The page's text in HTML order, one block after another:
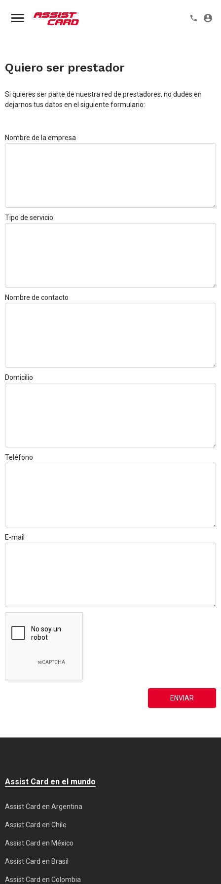
Quiero ser prestador
Si quieres ser parte de nuestra red de prestadores, no dudes en
dejarnos tus datos en el siguiente formulario:
Nombre de la empresa
Tipo de servicio
Nombre de contacto
Domicilio
Teléfono
E-mail
Assist Card en el mundo
Assist Card en Argentina
Assist Card en Chile
Assist Card en México
Assist Card en Brasil
Assist Card en Colombia